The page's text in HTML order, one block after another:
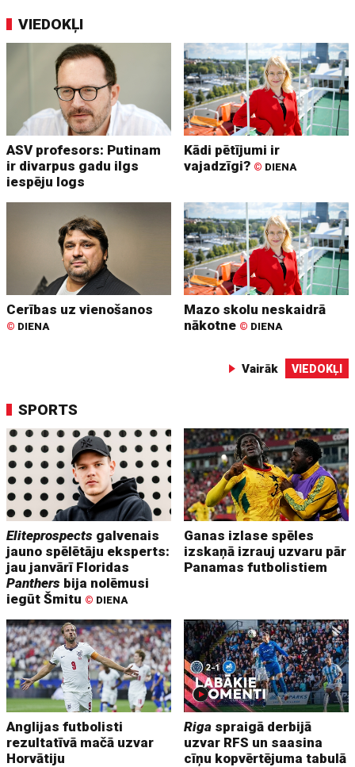
VIEDOKĻI
ASV profesors: Putinam
ir divarpus gadu ilgs
iespēju logs
Kādi pētījumi ir
vajadzīgi? © DIENA
Cerības uz vienošanos
© DIENA
Mazo skolu neskaidrā
nākotne © DIENA
Vairāk VIEDOKĻI
SPORTS
Eliteprospects galvenais
jauno spēlētāju eksperts:
jau janvārī Floridas
Panthers bija nolēmusi
iegūt Šmitu © DIENA
Ganas izlase spēles
izskaņā izrauj uzvaru pār
Panamas futbolistiem
Anglijas futbolisti
rezultatīvā mačā uzvar
Horvātiju
Riga spraigā derbijā
uzvar RFS un saasina
cīņu kopvērtējuma tabulā